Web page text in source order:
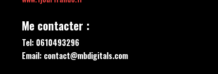
Me contacter :
Tel: 0610493296
Email: contact@mbdigitals.com